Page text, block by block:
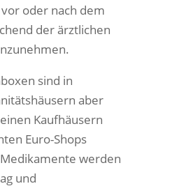
oder nach dem
der ärztlichen
sind in
aber
Kaufhäusern
Euro-Shops
werden
und